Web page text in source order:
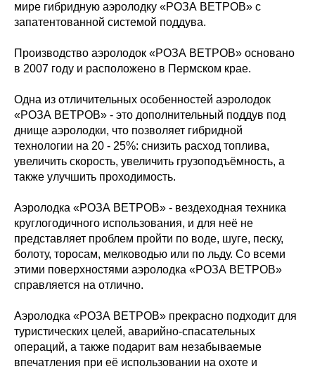
мире гибридную аэролодку «РОЗА ВЕТРОВ» с
запатентованной системой поддува.
Производство аэролодок «РОЗА ВЕТРОВ» основано
в 2007 году и расположено в Пермском крае.
Одна из отличительных особенностей аэролодок
«РОЗА ВЕТРОВ» - это дополнительный поддув под
днище аэролодки, что позволяет гибридной
технологии на 20 - 25%: снизить расход топлива,
увеличить скорость, увеличить грузоподъёмность, а
также улучшить проходимость.
Аэролодка «РОЗА ВЕТРОВ» - вездеходная техника
круглогодичного использования, и для неё не
представляет проблем пройти по воде, шуге, песку,
болоту, торосам, мелководью или по льду. Со всеми
этими поверхностями аэролодка «РОЗА ВЕТРОВ»
справляется на отлично.
Аэролодка «РОЗА ВЕТРОВ» прекрасно подходит для
туристических целей, аварийно-спасательных
операций, а также подарит вам незабываемые
впечатления при её использовании на охоте и